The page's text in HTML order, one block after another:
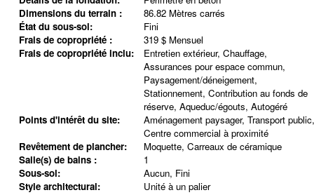
Dimensions du terrain :
86.82 Mètres carrés
État du sous-sol:
Fini
Frais de copropriété :
319 $ Mensuel
Frais de copropriété inclu:
Entretien extérieur, Chauffage,
Assurances pour espace commun,
Paysagement/déneigement,
Stationnement, Contribution au fonds de
réserve, Aqueduc/égouts, Autogéré
Points d'intérêt du site:
Aménagement paysager, Transport public,
Centre commercial à proximité
Revêtement de plancher:
Moquette, Carreaux de céramique
Salle(s) de bains :
1
Sous-sol:
Aucun, Fini
Style architectural:
Unité à un palier